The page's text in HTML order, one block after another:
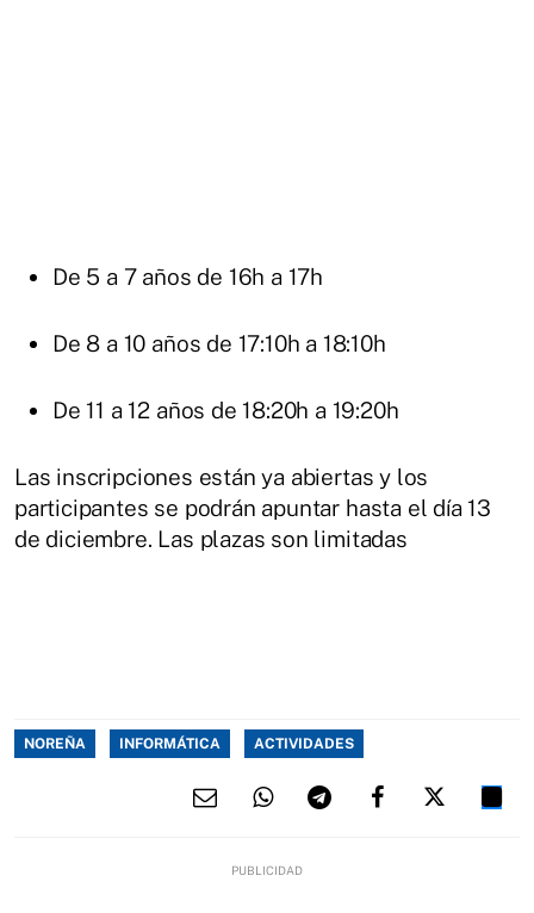
De 5 a 7 años de 16h a 17h
De 8 a 10 años de 17:10h a 18:10h
De 11 a 12 años de 18:20h a 19:20h
Las inscripciones están ya abiertas y los
participantes se podrán apuntar hasta el día 13
de diciembre. Las plazas son limitadas
NOREÑA INFORMÁTICA ACTIVIDADES